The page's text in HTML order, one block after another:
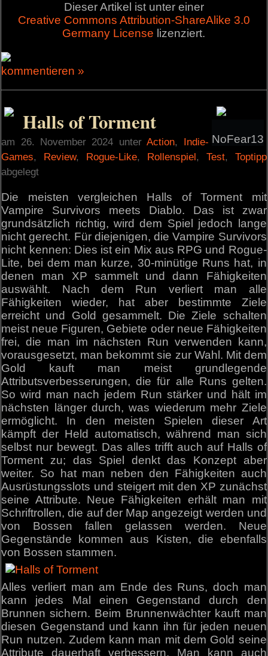
Dieser Artikel ist unter einer
Creative Commons Attribution-ShareAlike 3.0
Germany License lizenziert.
kommentieren »
NoFear13
Halls of Torment
am 26. November 2024 unterAction, Indie-
Games, Review, Rogue-Like, Rollenspiel, Test, Toptipp
abgelegt
Die meisten vergleichen Halls of Torment mit
Vampire Survivors meets Diablo. Das ist zwar
grundsätzlich richtig, wird dem Spiel jedoch lange
nicht gerecht. Für diejenigen, die Vampire Survivors
nicht kennen: Dies ist ein Mix aus RPG und Rogue-
Lite, bei dem man kurze, 30-minütige Runs hat, in
denen man XP sammelt und dann Fähigkeiten
auswählt. Nach dem Run verliert man alle
Fähigkeiten wieder, hat aber bestimmte Ziele
erreicht und Gold gesammelt. Die Ziele schalten
meist neue Figuren, Gebiete oder neue Fähigkeiten
frei, die man im nächsten Run verwenden kann,
vorausgesetzt, man bekommt sie zur Wahl. Mit dem
Gold kauft man meist grundlegende
Attributsverbesserungen, die für alle Runs gelten.
So wird man nach jedem Run stärker und hält im
nächsten länger durch, was wiederum mehr Ziele
ermöglicht. In den meisten Spielen dieser Art
kämpft der Held automatisch, während man sich
selbst nur bewegt. Das alles trifft auch auf Halls of
Torment zu; das Spiel denkt das Konzept aber
weiter. So hat man neben den Fähigkeiten auch
Ausrüstungsslots und steigert mit den XP zunächst
seine Attribute. Neue Fähigkeiten erhält man mit
Schriftrollen, die auf der Map angezeigt werden und
von Bossen fallen gelassen werden. Neue
Gegenstände kommen aus Kisten, die ebenfalls
von Bossen stammen.
Alles verliert man am Ende des Runs, doch man
kann jedes Mal einen Gegenstand durch den
Brunnen sichern. Beim Brunnenwächter kauft man
diesen Gegenstand und kann ihn für jeden neuen
Run nutzen. Zudem kann man mit dem Gold seine
Attribute dauerhaft verbessern. Man kann auch